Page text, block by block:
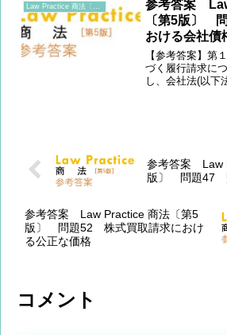
ことの可否)３
参考答案
〔第5版〕
おける会社債
【参考答案】
づく履行請求に
し、会社法(以下
参考答案 Law
版〕 問題47
参考答案 Law Practice 商法〔第5
版〕 問題52 株式買取請求におけ
る公正な価格
コメント